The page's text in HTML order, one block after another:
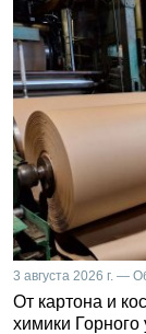
3 августа 2026 г. —
От картона и
химики Горного